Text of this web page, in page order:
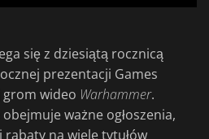
się z dziesiątą rocznicą
prezentacji Games
wideo Warhammer.
ważne ogłoszenia,
na wiele tytułów